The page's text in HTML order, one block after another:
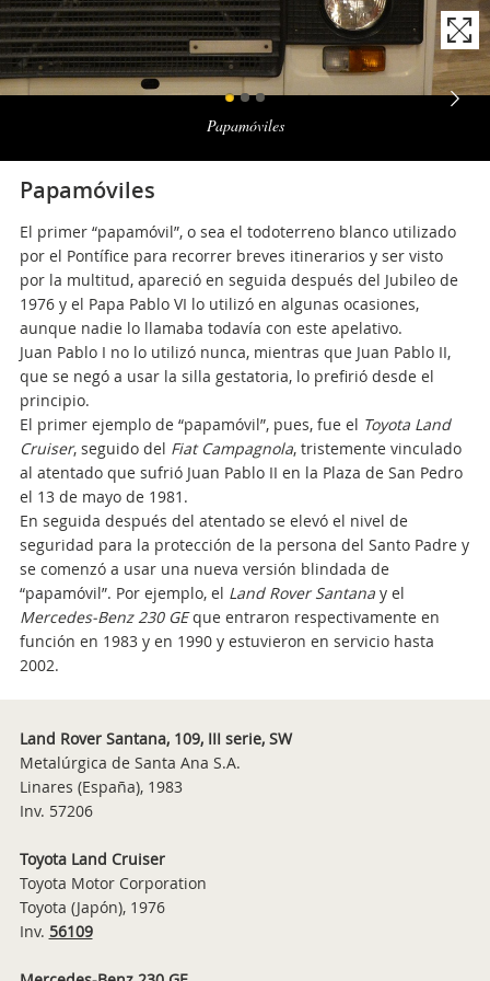
Papamóviles
Naviga
Papamóviles
El primer “papamóvil”, o sea el todoterreno blanco utilizado
por el Pontífice para recorrer breves itinerarios y ser visto
por la multitud, apareció en seguida después del Jubileo de
1976 y el Papa Pablo VI lo utilizó en algunas ocasiones,
aunque nadie lo llamaba todavía con este apelativo.
Juan Pablo I no lo utilizó nunca, mientras que Juan Pablo II,
que se negó a usar la silla gestatoria, lo prefirió desde el
principio.
El primer ejemplo de “papamóvil”, pues, fue el Toyota Land
Cruiser, seguido del Fiat Campagnola, tristemente vinculado
al atentado que sufrió Juan Pablo II en la Plaza de San Pedro
el 13 de mayo de 1981.
En seguida después del atentado se elevó el nivel de
seguridad para la protección de la persona del Santo Padre y
se comenzó a usar una nueva versión blindada de
“papamóvil”. Por ejemplo, el Land Rover Santanay el
Mercedes-Benz 230 GEque entraron respectivamente en
función en 1983 y en 1990 y estuvieron en servicio hasta
2002.
Land Rover Santana, 109, III serie, SW
Metalúrgica de Santa Ana S.A.
Linares (España), 1983
Inv. 57206
Toyota Land Cruiser
Toyota Motor Corporation
Toyota (Japón), 1976
Inv. 56109